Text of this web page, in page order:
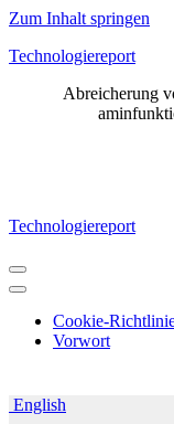
Zum Inhalt springen
Technologiereport
Abreicherung
Technologiereport
Navigations-
Menü
Navigations-
Cookie-
Vorwort
English